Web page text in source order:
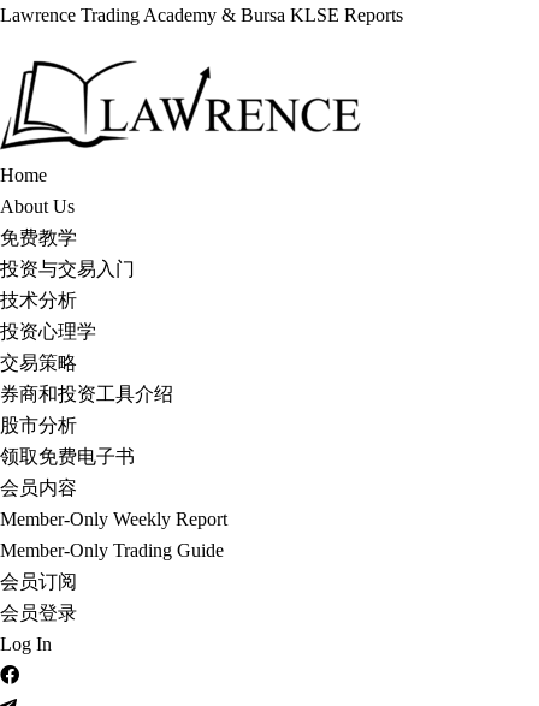
Skip
to
content
Lawrence Trading Academy & Bursa KLSE Reports
Home
About Us
免费教学
投资与交易入门
技术分析
投资心理学
交易策略
券商和投资工具介绍
股市分析
领取免费电子书
会员内容
Member-Only Weekly Report
Member-Only Trading Guide
会员订阅
会员登录
Log In